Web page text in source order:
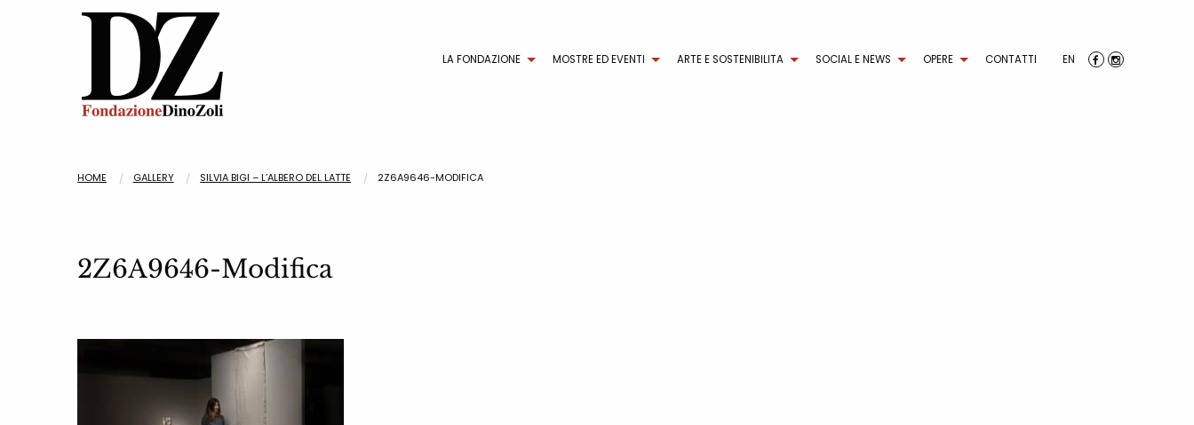
LA FONDAZIONE MOSTRE ED EVENTI ARTE E SOSTENIBILITA SOCIAL E NEWS OPERE CONTATTI EN
HOME GALLERY SILVIA BIGI – L’ALBERO DEL LATTE 2Z6A9646-MODIFICA
2Z6A9646-Modifica